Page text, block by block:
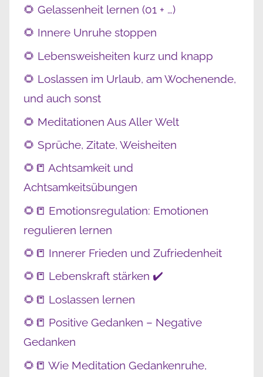
🌻 Gelassenheit lernen (01 + …)
🌻 Innere Unruhe stoppen
🌻 Lebensweisheiten kurz und knapp
🌻 Loslassen im Urlaub, am Wochenende,
und auch sonst
🌻 Meditationen Aus Aller Welt
🌻 Sprüche, Zitate, Weisheiten
🌻📒 Achtsamkeit und
Achtsamkeitsübungen
🌻📒 Emotionsregulation: Emotionen
regulieren lernen
🌻📒 Innerer Frieden und Zufriedenheit
🌻📒 Lebenskraft stärken ✔️
🌻📒 Loslassen lernen
🌻📒 Positive Gedanken – Negative
Gedanken
🌻📒 Wie Meditation Gedankenruhe,